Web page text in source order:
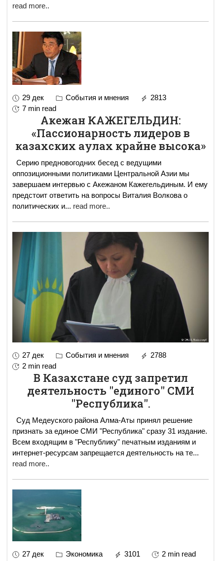
read more..
29 дек События и мнения
2813
7 min read
Акежан КАЖЕГЕЛЬДИН:
«Пассионарность лидеров в
казахских аулах крайне высока»
Cерию предновогодних бесед с ведущими
оппозиционными политиками Центральной Азии мы
завершаем интервью с Акежаном Кажегельдиным. И ему
предстоит ответить на вопросы Виталия Волкова о
политических и... read more..
27 дек События и мнения
2788
2 min read
В Казахстане суд запретил
деятельность "единого" СМИ
"Республика".
Суд Медеуского района Алма-Аты принял решение
признать за единое СМИ "Республика" сразу 31 издание.
Всем входящим в "Республику" печатным изданиям и
интернет-ресурсам запрещается деятельность на те...
read more..
27 дек Экономика 3101 2 min read